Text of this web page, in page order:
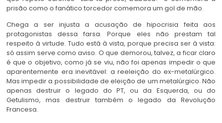
prisão como o fanático torcedor comemora um gol de mão.
Chega a ser injusta a acusação de hipocrisia feita aos
protagonistas dessa farsa. Porque eles não prestam tal
respeito à virtude. Tudo está à vista, porque precisa ser à vista:
só assim serve como aviso. O que demorou, talvez, a ficar claro
é que o objetivo, como já se viu, não foi apenas impedir o que
aparentemente era inevitável: a reeleição do ex-metalúrgico.
Mas impedir a possibilidade de eleição de um metalúrgico. Não
apenas destruir o legado do PT, ou da Esquerda, ou do
Getulismo, mas destruir também o legado da Revolução
Francesa.